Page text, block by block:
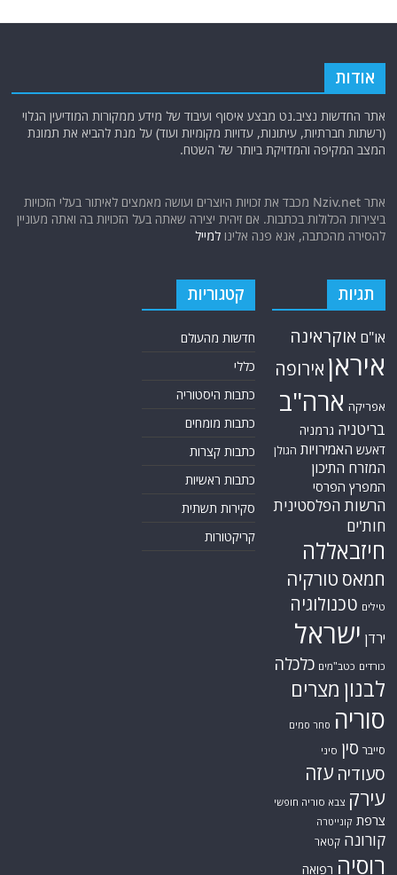
אודות
אתר החדשות נציב.נט מבצע איסוף ועיבוד של מידע ממקורות המודיעין הגלוי
(רשתות חברתיות, עיתונות, עדויות מקומיות ועוד) על מנת להביא את תמונת
המצב המקיפה והמדויקת ביותר של השטח.
אתר Nziv.net מכבד את זכויות היוצרים ועושה מאמצים לאיתור בעלי הזכויות
ביצירות הכלולות בכתבות. אם זיהית יצירה שאתה בעל הזכויות בה ואתה מעוניין
להסירה מהכתבה, אנא פנה אלינולמייל
תגיות
או"ם אוקראינה
איראן אירופה
אפריקה ארה"ב
בריטניה גרמניה
דאעש האמירויות הגולן
המזרח התיכון
המפרץ הפרסי
הרשות הפלסטינית
חות'ים
חיזבאללה
חמאס טורקיה
טילים טכנולוגיה
ירדן ישראל
כורדים כטב"מים כלכלה
לבנון מצרים
סוריה סחר סמים
סייבר סין סיני
סעודיה עזה
עירק צבא סוריה חופשי
צרפת קונייטרה
קורונה קטאר
רוסיה רפואה
קטגוריות
חדשות מהעולם
כללי
כתבות היסטוריה
כתבות מומחים
כתבות קצרות
כתבות ראשיות
סקירות תשתית
קריקטורות